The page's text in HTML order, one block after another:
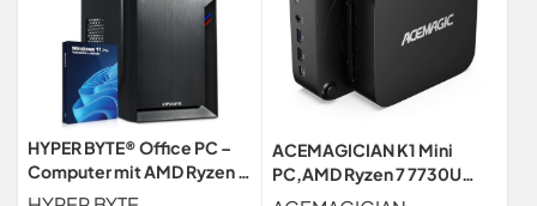
HYPER BYTE® Office PC –
Computer mit AMD Ryzen 3
mit 4,0 GHz | 16 GB DDR4
ACEMAGICIAN K1 Mini
PC,AMD Ryzen 7 7730U
(8C/16T),16GB LPDDR4